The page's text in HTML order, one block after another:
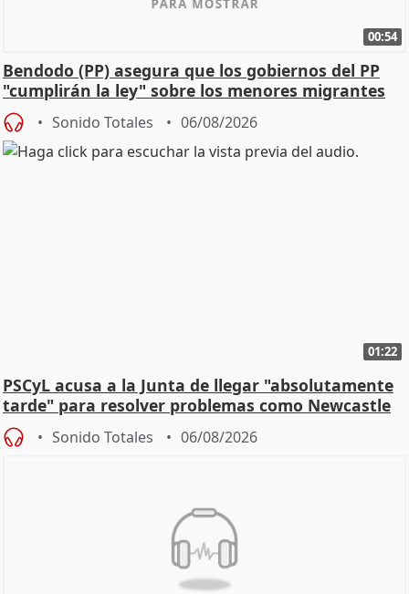
00:54
Bendodo (PP) asegura que los gobiernos del PP
"cumplirán la ley" sobre los menores migrantes
Sonido Totales 06/08/2026
01:22
PSCyL acusa a la Junta de llegar "absolutamente
tarde" para resolver problemas como Newcastle
Sonido Totales 06/08/2026